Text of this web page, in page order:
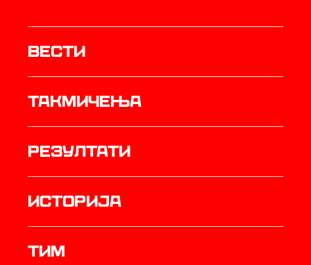
Вести
Такмичења
резултати
историја
ТИМ